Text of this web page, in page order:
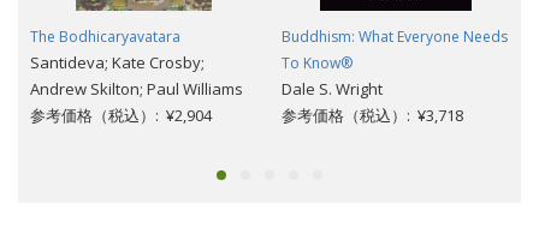
The Bodhicaryavatara
Santideva; Kate Crosby;
Andrew Skilton; Paul Williams
参考価格（税込）: ¥2,904
Buddhism: What Everyone Needs
To Know®
Dale S. Wright
参考価格（税込）: ¥3,718